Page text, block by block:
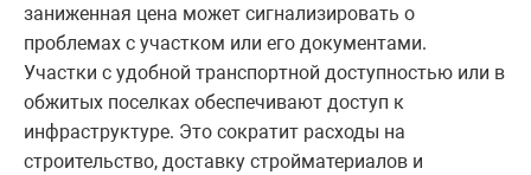
заниженная цена может сигнализировать о
проблемах с участком или его документами.
Участки с удобной транспортной доступностью или в
обжитых поселках обеспечивают доступ к
инфраструктуре. Это сократит расходы на
строительство, доставку стройматериалов и